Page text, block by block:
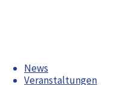
Inhalt
springen
News
Veranstaltungen